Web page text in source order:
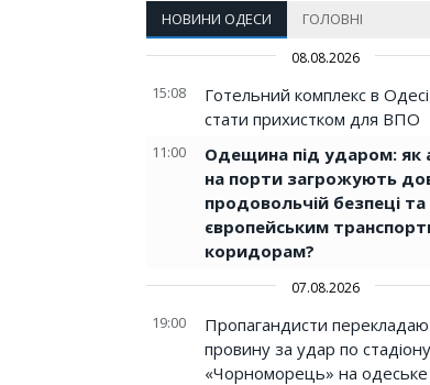
НОВИНИ ОДЕСИ ГОЛОВНІ
08.08.2026
15:08
Готельний комплекс в
стати прихистком для ВПО
11:00
Одещина під ударом: як
на порти загрожують
продовольчій безпеці та
європейським
коридорам?
07.08.2026
19:00
Пропагандисти
провину за удар по стадіону
«Чорноморець» на